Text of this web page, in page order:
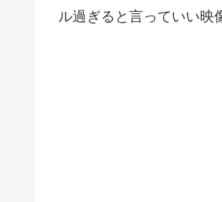
ル過ぎると言っていい映